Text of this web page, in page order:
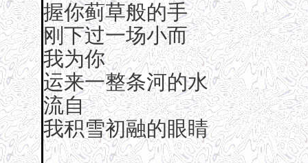
握你蓟草般的手
刚下过一场小而
我为你
运来一整条河的水
流自
我积雪初融的眼睛